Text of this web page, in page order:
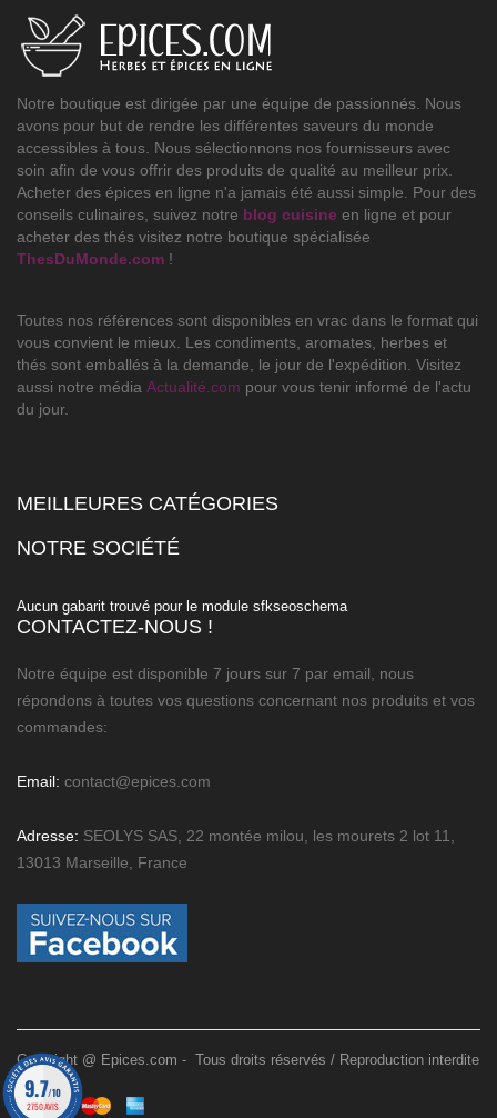
Notre boutique est dirigée par une équipe de passionnés. Nous
avons pour but de rendre les différentes saveurs du monde
accessibles à tous. Nous sélectionnons nos fournisseurs avec
soin afin de vous offrir des produits de qualité au meilleur prix.
Acheter des épices en ligne n'a jamais été aussi simple. Pour des
conseils culinaires, suivez notre blog cuisine en ligne et pour
acheter des thés visitez notre boutique spécialisée
ThesDuMonde.com !
Toutes nos références sont disponibles en vrac dans le format qui
vous convient le mieux. Les condiments, aromates, herbes et
thés sont emballés à la demande, le jour de l'expédition. Visitez
aussi notre média Actualité.com pour vous tenir informé de l'actu
du jour.
MEILLEURES CATÉGORIES
NOTRE SOCIÉTÉ
Aucun gabarit trouvé pour le module sfkseoschema
CONTACTEZ-NOUS !
Notre équipe est disponible 7 jours sur 7 par email, nous
répondons à toutes vos questions concernant nos produits et vos
commandes:
Email: contact@epices.com
Adresse: SEOLYS SAS, 22 montée milou, les mourets 2 lot 11,
13013 Marseille, France
Copyright @ Epices.com - Tous droits réservés / Reproduction interdite
9.7/10
2750 AVIS